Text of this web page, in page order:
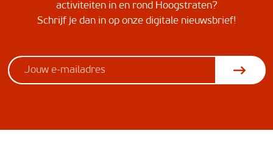
activiteiten in en rond Hoogstraten?
Schrijf je dan in op onze digitale nieuwsbrief!